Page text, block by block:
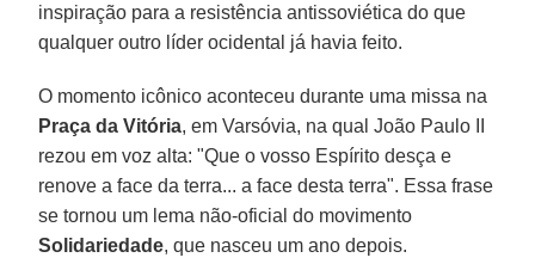
inspiração para a resistência antissoviética do que
qualquer outro líder ocidental já havia feito.
O momento icônico aconteceu durante uma missa na
Praça da Vitória, em Varsóvia, na qual João Paulo II
rezou em voz alta: "Que o vosso Espírito desça e
renove a face da terra... a face desta terra". Essa frase
se tornou um lema não-oficial do movimento
Solidariedade, que nasceu um ano depois.